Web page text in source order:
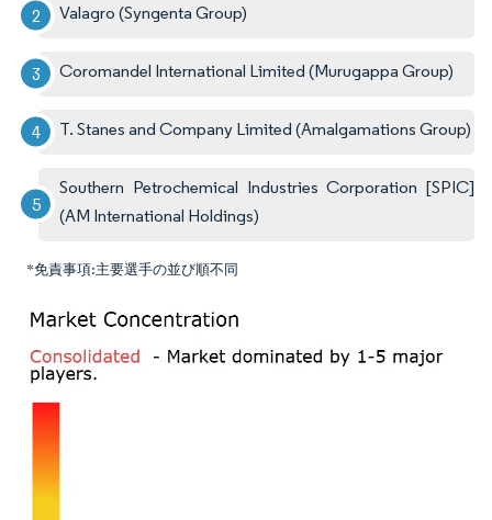
Valagro (Syngenta Group)
Coromandel International Limited (Murugappa Group)
T. Stanes and Company Limited (Amalgamations Group)
Southern Petrochemical Industries Corporation [SPIC]
(AM International Holdings)
*免責事項:主要選手の並び順不同